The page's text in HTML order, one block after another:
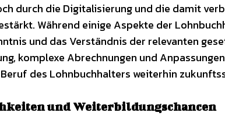
durch die Digitalisierung und die damit
Während einige Aspekte der
und das Verständnis der relevanten
komplexe Abrechnungen und
des Lohnbuchhalters weiterhin
und Weiterbildungschancen